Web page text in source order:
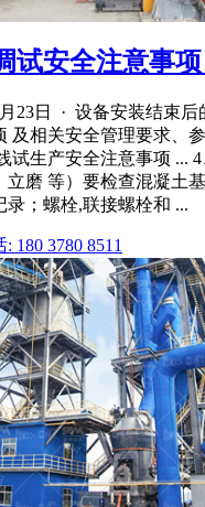
试安全注意事项
23日 · 设备安装结束
及相关安全管理要求、
试生产安全注意事项 ...
立磨 等）要检查混凝土
录；螺栓,联接螺栓和 ...
180 3780 8511